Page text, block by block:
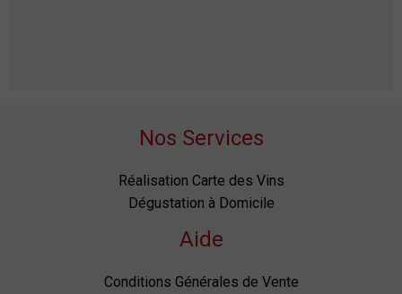
Nos Services
Réalisation Carte des Vins
Dégustation à Domicile
Aide
Conditions Générales de Vente